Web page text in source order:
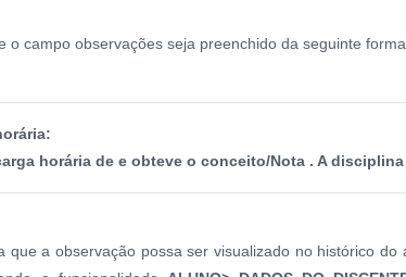
o campo observações seja preenchido da seguinte
horária de e obteve o conceito/Nota . A
que a observação possa ser visualizado no histórico